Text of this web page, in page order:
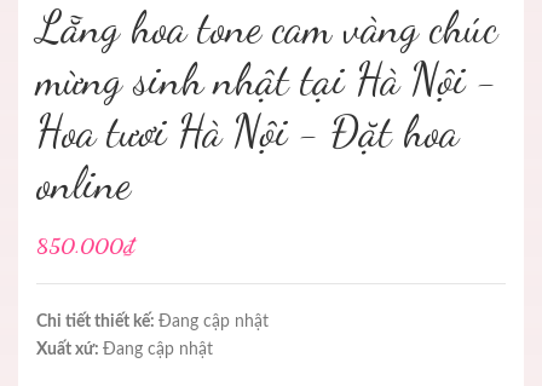
Lẵng hoa tone cam vàng chúc
mừng sinh nhật tại Hà Nội -
Hoa tươi Hà Nội - Đặt hoa
online
850.000₫
Chi tiết thiết kế: Đang cập nhật
Xuất xứ: Đang cập nhật